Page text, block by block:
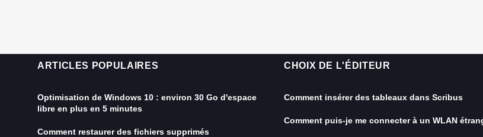
ARTICLES POPULAIRES
Optimisation de Windows 10 : environ 30 Go d'espace
libre en plus en 5 minutes
Comment restaurer des fichiers supprimés
CHOIX DE L'ÉDITEUR
Comment insérer des tableaux dans Scribus
Comment puis-je me connecter à un WLAN